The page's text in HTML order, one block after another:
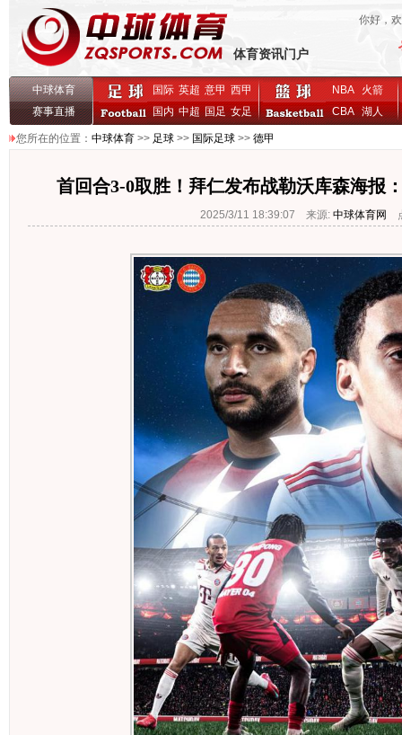
体育资讯门户
你好，
中球体育
赛事直播
国际 英超 意甲 西甲
国内 中超 国足 女足
NBA
火箭
CBA湖人
您所在的位置： 中球体育 >> 足球 >> 国际足球 >> 德甲
首回合3-0取胜！拜仁发布战勒沃库森海报
2025/3/11 18:39:07 来源: 中球体育网